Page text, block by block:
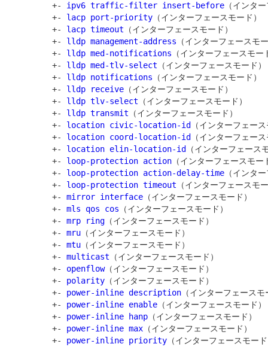
         +-
ipv6 traffic-filter insert-before （インタ
         +-
lacp port-priority （インターフェースモード）
         +-
lacp timeout （インターフェースモード）
         +-
lldp management-address （インターフェースモ
         +-
lldp med-notifications （インターフェースモー
         +-
lldp med-tlv-select （インターフェースモード）
         +-
lldp notifications （インターフェースモード）
         +-
lldp receive （インターフェースモード）
         +-
lldp tlv-select （インターフェースモード）
         +-
lldp transmit （インターフェースモード）
         +-
location civic-location-id
（インターフェー
         +-
location coord-location-id
（インターフェー
         +-
location elin-location-id
（インターフェース
         +-
loop-protection action （インターフェースモー
         +-
loop-protection action-delay-time （インタ
         +-
loop-protection timeout （インターフェースモ
         +-
mirror interface （インターフェースモード）
         +-
mls qos cos （インターフェースモード）
         +-
mrp ring （インターフェースモード）
         +-
mru （インターフェースモード）
         +-
mtu （インターフェースモード）
         +-
multicast （インターフェースモード）
         +-
openflow（インターフェースモード）
         +-
polarity （インターフェースモード）
         +-
power-inline description （インターフェース
         +-
power-inline enable （インターフェースモード）
         +-
power-inline hanp （インターフェースモード）
         +-
power-inline max （インターフェースモード）
         +-
power-inline priority （インターフェースモー